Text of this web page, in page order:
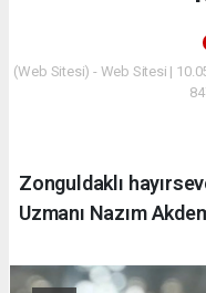
(Web Sitesi) - Web Sitesi |
Zonguldaklı
Uzmanı Nazım